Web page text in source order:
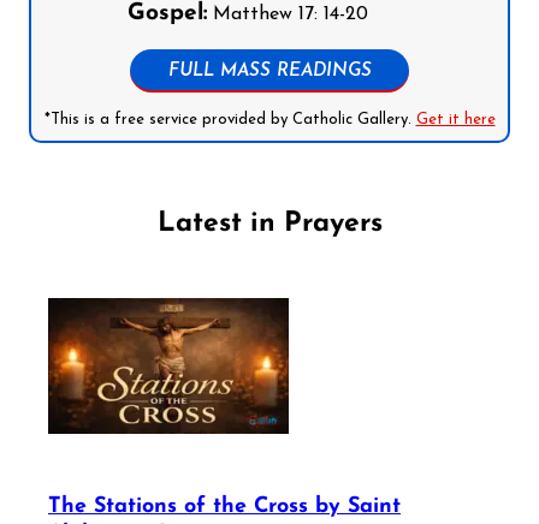
Gospel:Matthew 17: 14-20
FULL MASS READINGS
*This is a free service provided by Catholic Gallery. Get it here
Latest in Prayers
The Stations of the Cross by Saint